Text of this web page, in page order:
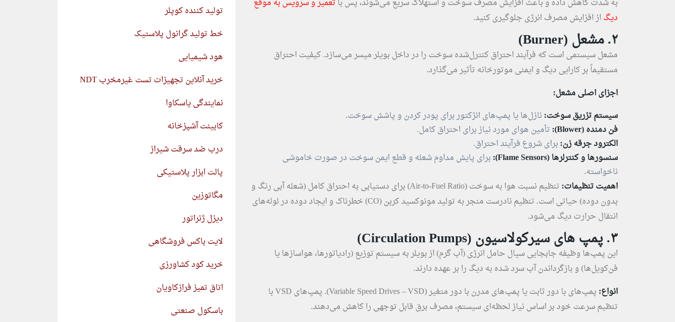
به شدت کاهش داده و باعث افزایش مصرف سوخت و استهلاک سریع می‌شوند، پس با تعمیر و سرویس به موقع
دیگ از افزایش مصرف انرژی جلوگیری کنید.
۲. مشعل (Burner)
مشعل سیستمی است که فرآیند احتراق کنترل‌شده سوخت را در داخل بویلر میسر می‌سازد. کیفیت احتراق
مستقیماً بر کارایی دیگ و ایمنی موتورخانه تأثیر می‌گذارد.
اجزای اصلی مشعل:
سیستم تزریق سوخت:نازل‌ها یا پمپ‌های انژکتور برای پودر کردن و پاشش سوخت.
فن دمنده (Blower):
تأمین هوای مورد نیاز برای احتراق کامل.
الکترود جرقه زن:برای شروع فرآیند احتراق.
سنسورها و کنترلرها (Flame Sensors):
برای پایش مداوم شعله و قطع ایمن سوخت در صورت خاموشی
ناخواسته.
اهمیت تنظیمات:
تنظیم نسبت هوا به سوخت (Air-to-Fuel Ratio) برای دستیابی به احتراق کامل (شعله آبی رنگ و
بدون دوده) حیاتی است. تنظیم نادرست منجر به تولید مونوکسید کربن (CO) خطرناک و ایجاد دوده در لوله‌های
انتقال حرارت دیگ می‌شود.
۳. پمپ‌ های سیرکولاسیون (Circulation Pumps)
این پمپ‌ها وظیفه جابجایی سیال حامل انرژی (آب گرم) از بویلر به سیستم توزیع (رادیاتورها، هواسازها یا
فن‌کویل‌ها) و بازگرداندن آب سرد شده به دیگ را بر عهده دارند.
انواع:
پمپ‌های با دور ثابت یا پمپ‌های مدرن با دور متغیر (Variable Speed Drives – VSD). پمپ‌های VSD با
تنظیم سرعت خود بر اساس نیاز لحظه‌ای سیستم، مصرف برق قابل توجهی را کاهش می‌دهند.
تولید کننده کوپلر
خط تولید گرانول پلاستیک
هود شیمیایی
خرید آنلاین تجهیزات تست غیرمخرب NDT
نمایندگی یاسکاوا
کابینت آشپزخانه
درب ضد سرقت شیراز
پالت ابزار پلاستیکی
مگاتوزین
دیزل ژنراتور
لایت باکس فروشگاهی
خرید کود کشاورزی
اتاق تمیز فرازکاویان
باسکول صنعتی